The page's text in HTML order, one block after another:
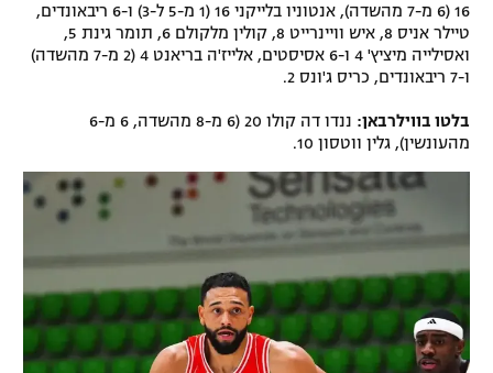
16 (6 מ-7 מהשדה), אנטוניו בלייקני 16 (1 מ-5 ל-3) ו-6 ריבאונדים,
טיילר אניס 8, איש וויינרייט 8, קולין מלקולם 6, תומר גינת 5,
ואסילייה מיציץ' 4 ו-6 אסיסטים, אלייז'ה בריאנט 4 (2 מ-7 מהשדה)
ו-7 ריבאונדים, כריס ג'ונס 2.
בלטו בווילרבאן:
ננדו דה קולו 20 (6 מ-8 מהשדה, 6 מ-6
מהעונשין), גלין ווטסון 10.